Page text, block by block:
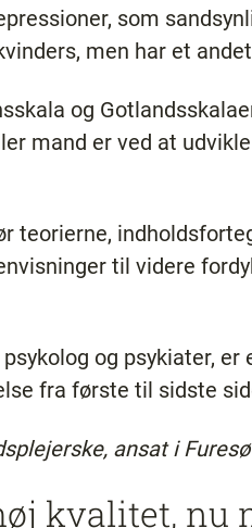
som
men har et
og
mand er ved at
teorierne,
til videre
og psykiater,
fra første til sidste
ansat i
kvalitet, nu